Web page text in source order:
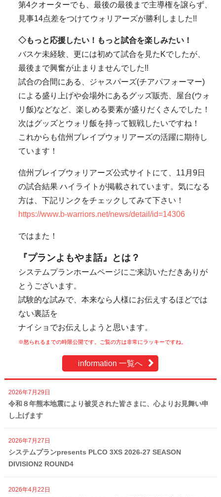
第4クオーターでも、最後の最後まで主導権を譲らず、
見事14点差をつけてウォリアーズが勝利しました!!
◇もっと応援したい！もっと試合を楽しみたい！
バスケ未経験、更には初めて試合を見たKでしたが、
最後まで興奮が止まりませんでした!!
試合の合間にある、ジャスパーズ(チアパフォーマー)
による盛り上げや会場外にあるグッズ販売、屋台(ウォ
リ飯)などなど、楽しめる要素が盛りだくさんでした！
次はグッズとウォリ飯を持って観戦したいですね！
これからも信州ブレイブウォリアーズの活躍に期待し
ています！
信州ブレイブウォリアーズ公式サイトにて、11月9日
の試合結果 ハイライトが掲載されています。気になる
方は、下記リンクをチェックしてみて下さい！
https://www.b-warriors.net/news/detail/id=14306
ではまた！
『プランよもやま話』とは？
システムプランホームページにご来訪いただきありが
とうございます。
試験的な試みで、本来なら人様にお伝えするほどでは
ない裏話を
ナイショでお伝えしようと思います。
※怒られるまでの時限公開です。ご覧の方は非常にラッキーですね。
information 一覧へ
2026年7月29日
令和８年熊本地震により被災された皆さまに、心よりお見舞い申
し上げます
2026年7月27日
システムプランpresents PLCO 3XS 2026-27 SEASON
DIVISION2 ROUND4
2026年4月22日